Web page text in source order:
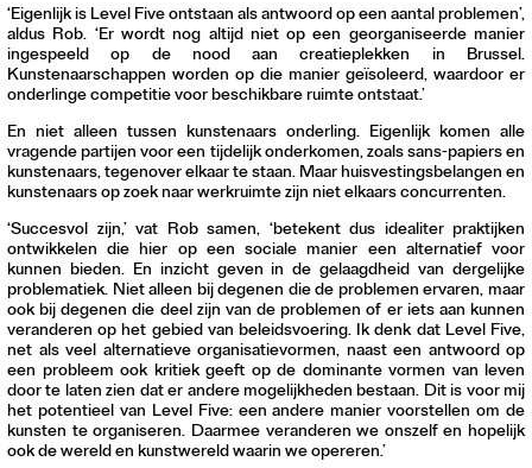
‘Eigenlijk is Level Five ontstaan als antwoord op een aantal problemen’,
aldus Rob. ‘Er wordt nog altijd niet op een georganiseerde manier
ingespeeld op de nood aan creatieplekken in Brussel.
Kunstenaarschappen worden op die manier geïsoleerd, waardoor er
onderlinge competitie voor beschikbare ruimte ontstaat.’
En niet alleen tussen kunstenaars onderling. Eigenlijk komen alle
vragende partijen voor een tijdelijk onderkomen, zoals sans-papiers en
kunstenaars, tegenover elkaar te staan. Maar huisvestingsbelangen en
kunstenaars op zoek naar werkruimte zijn niet elkaars concurrenten.
‘Succesvol zijn,’ vat Rob samen, ‘betekent dus idealiter praktijken
ontwikkelen die hier op een sociale manier een alternatief voor
kunnen bieden. En inzicht geven in de gelaagdheid van dergelijke
problematiek. Niet alleen bij degenen die de problemen ervaren, maar
ook bij degenen die deel zijn van de problemen of er iets aan kunnen
veranderen op het gebied van beleidsvoering. Ik denk dat Level Five,
net als veel alternatieve organisatievormen, naast een antwoord op
een probleem ook kritiek geeft op de dominante vormen van leven
door te laten zien dat er andere mogelijkheden bestaan. Dit is voor mij
het potentieel van Level Five: een andere manier voorstellen om de
kunsten te organiseren. Daarmee veranderen we onszelf en hopelijk
ook de wereld en kunstwereld waarin we opereren.’